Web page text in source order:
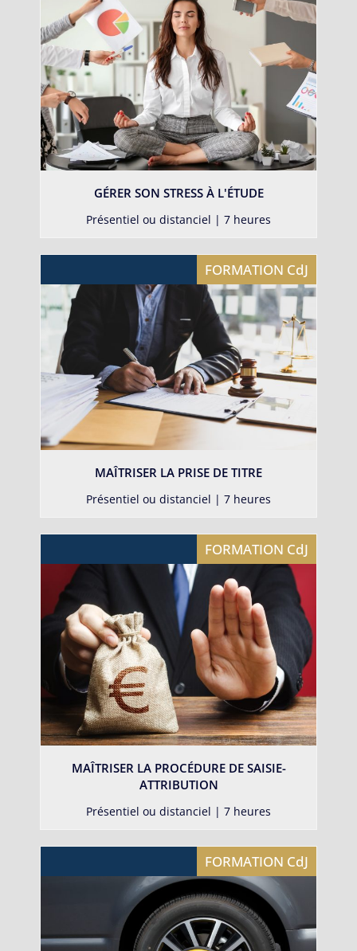
GÉRER SON STRESS À L'ÉTUDE
Présentiel ou distanciel | 7 heures
MAÎTRISER LA PRISE DE TITRE
Présentiel ou distanciel | 7 heures
FORMATION CdJ
MAÎTRISER LA PROCÉDURE DE SAISIE-
ATTRIBUTION
Présentiel ou distanciel | 7 heures
FORMATION CdJ
FORMATION CdJ